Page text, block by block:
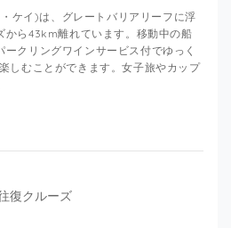
ケイ)は、グレートバリアリーフに浮
から43km離れています。移動中の船
クリングワインサービス付でゆっく
しむことができます。女子旅やカップ
復クルーズ